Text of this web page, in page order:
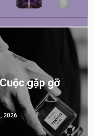
gặp gỡ
2026